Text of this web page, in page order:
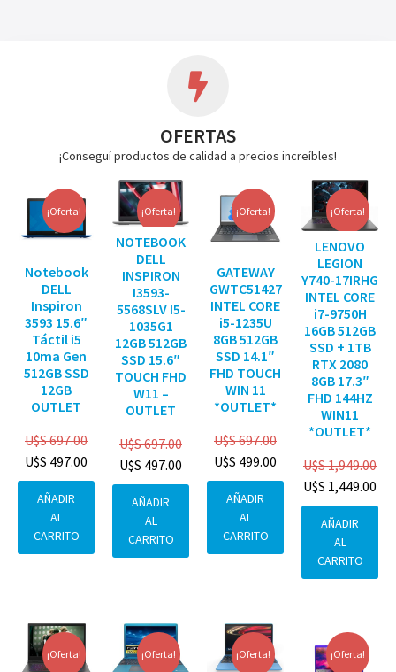
OFERTAS
¡Conseguí productos de calidad a precios increíbles!
¡Oferta!
Notebook
DELL
Inspiron
3593 15.6″
Táctil i5
10ma Gen
512GB SSD
12GB
OUTLET
U$S697.00
U$S 497.00
AÑADIR
AL
CARRITO
¡Oferta!
NOTEBOOK
DELL
INSPIRON
I3593-
5568SLV I5-
1035G1
12GB 512GB
SSD 15.6″
TOUCH FHD
W11 –
OUTLET
U$S697.00
U$S 497.00
AÑADIR
AL
CARRITO
¡Oferta!
GATEWAY
GWTC51427
INTEL CORE
i5-1235U
8GB 512GB
SSD 14.1″
FHD TOUCH
WIN 11
*OUTLET*
U$S697.00
U$S 499.00
AÑADIR
AL
CARRITO
¡Oferta!
LENOVO
LEGION
Y740-17IRHG
INTEL CORE
i7-9750H
16GB 512GB
SSD + 1TB
RTX 2080
8GB 17.3″
FHD 144HZ
WIN11
*OUTLET*
U$S1,949.00
U$S 1,449.00
AÑADIR
AL
CARRITO
¡Oferta! ¡Oferta! ¡Oferta! ¡Oferta!